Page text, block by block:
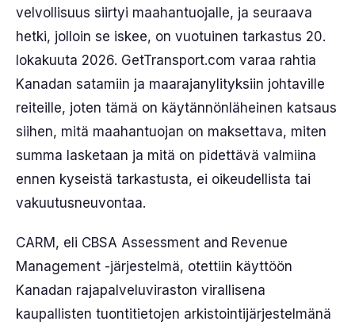
velvollisuus siirtyi maahantuojalle, ja seuraava
hetki, jolloin se iskee, on vuotuinen tarkastus 20.
lokakuuta 2026. GetTransport.com varaa rahtia
Kanadan satamiin ja maarajanylityksiin johtaville
reiteille, joten tämä on käytännönläheinen katsaus
siihen, mitä maahantuojan on maksettava, miten
summa lasketaan ja mitä on pidettävä valmiina
ennen kyseistä tarkastusta, ei oikeudellista tai
vakuutusneuvontaa.
CARM, eli CBSA Assessment and Revenue
Management -järjestelmä, otettiin käyttöön
Kanadan rajapalveluviraston virallisena
kaupallisten tuontitietojen arkistointijärjestelmänä